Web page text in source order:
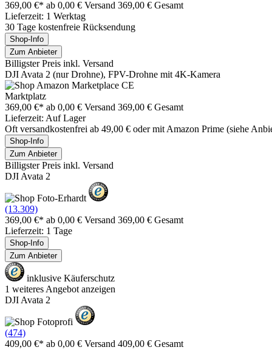
369,00 €* ab 0,00 € Versand 369,00 € Gesamt
Lieferzeit: 1 Werktag
30 Tage kostenfreie Rücksendung
Shop-Info
Zum Anbieter
Billigster Preis inkl. Versand
DJI Avata 2 (nur Drohne), FPV-Drohne mit 4K-Kamera
Marktplatz
369,00 €* ab 0,00 € Versand 369,00 € Gesamt
Lieferzeit: Auf Lager
Oft versandkostenfrei ab 49,00 € oder mit Amazon Prime (siehe
Shop-Info
Zum Anbieter
Billigster Preis inkl. Versand
DJI Avata 2
(13.309)
369,00 €* ab 0,00 € Versand 369,00 € Gesamt
Lieferzeit: 1 Tage
Shop-Info
Zum Anbieter
inklusive Käuferschutz
1 weiteres Angebot anzeigen
DJI Avata 2
(474)
409,00 €* ab 0,00 € Versand 409,00 € Gesamt